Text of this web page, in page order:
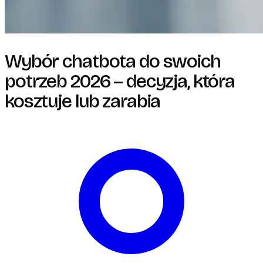
Wybór chatbota do swoich
potrzeb 2026 – decyzja, która
kosztuje lub zarabia